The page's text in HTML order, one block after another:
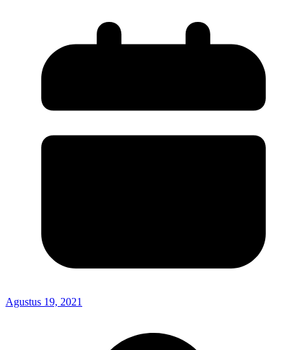
Agustus 19, 2021